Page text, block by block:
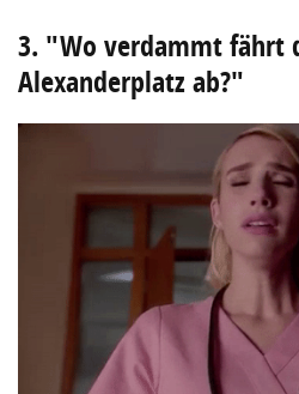
3. "Wo verdammt fährt
Alexanderplatz ab?"